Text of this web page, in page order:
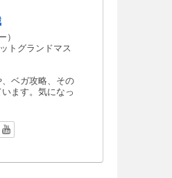
）
トグランドマス
ベガ攻略、その
ます。気になっ